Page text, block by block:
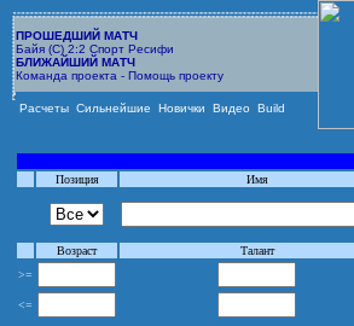
ПРОШЕДШИЙ МАТЧ
Байя (С) 2:2 Спорт Ресифи
БЛИЖАЙШИЙ МАТЧ
Команда проекта - Помощь проекту
Расчеты Сильнейшие Новички Видео Build
Позиция
Имя
Возраст Талант
>=
<=